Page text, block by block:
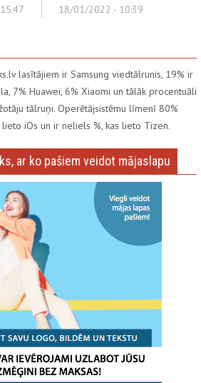
18/01/2022 - 10:39
lasītājiem ir Samsung viedtālrunis, 19% ir
7% Huawei, 6% Xiaomi un tālāk procentuāli
tālruņi. Operētājsistēmu līmenī 80%
iOs un ir neliels %, kas lieto Tizen.
ar ko pašiem veidot mājaslapu